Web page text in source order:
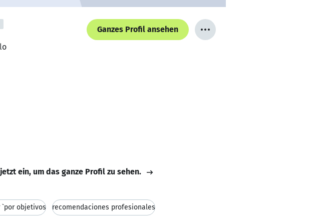
Ganzes Profil ansehen
ein, um das ganze Profil zu sehen.
objetivos recomendaciones profesionales